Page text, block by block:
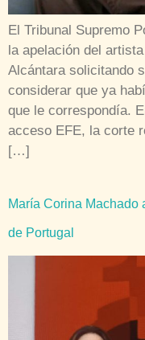
El Tribunal Supremo
la apelación del
Alcántara solicitando
considerar que ya
que le correspondía.
acceso EFE, la corte
[…]
María Corina Machado
de Portugal